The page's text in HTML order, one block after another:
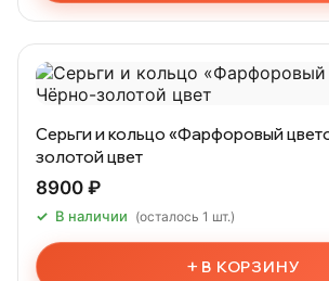
Серьги и кольцо «Фарфоровый
золотой цвет
8900 ₽
В наличии (осталось 1 шт.)
+ В КОРЗИНУ